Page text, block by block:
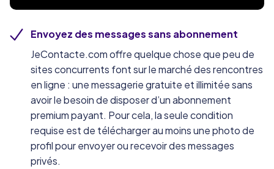
Envoyez des messages sans abonnement
JeContacte.com offre quelque chose que peu de
sites concurrents font sur le marché des rencontres
en ligne : une messagerie gratuite et illimitée sans
avoir le besoin de disposer d’un abonnement
premium payant. Pour cela, la seule condition
requise est de télécharger au moins une photo de
profil pour envoyer ou recevoir des messages
privés.